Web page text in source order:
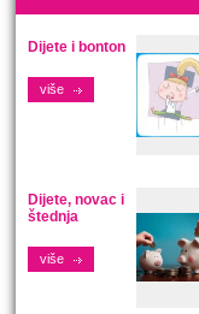
Dijete i bonton
više
Dijete, novac i
štednja
više